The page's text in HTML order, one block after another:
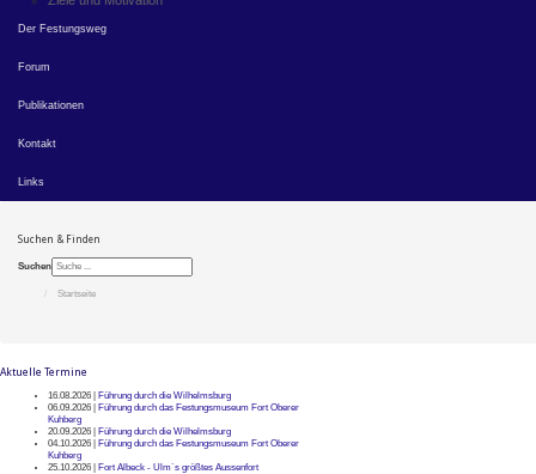
Der Festungsweg
Forum
Publikationen
Kontakt
Links
Suchen & Finden
Suchen
Startseite
Aktuelle Termine
16.08.2026 |
Führung durch die Wilhelmsburg
06.09.2026 |
Führung durch das Festungsmuseum Fort Oberer
Kuhberg
20.09.2026 |
Führung durch die Wilhelmsburg
04.10.2026 |
Führung durch das Festungsmuseum Fort Oberer
Kuhberg
25.10.2026 |
Fort Albeck - Ulm`s größtes Aussenfort